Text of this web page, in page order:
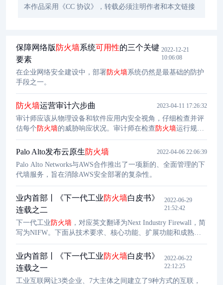
本作品采用《CC 协议》，转载必须注明作者和本文链接
保障网络版 防火墙系统可用性的三个关键
要素
2022-12-21
10:06:08
在企业网络安全建设中，部署 防火墙系统仍然是最基础的防护
手段之一。
防火墙运营审计六步曲 2023-04-11 17:26:32
审计师应该从物理设备和软件应用内安全视角，仔细检查并评
估每个 防火墙的威胁响应状况。审计师在检查 防火墙运行规则
时，需要考虑以下几个问题：现有的规则库中有没有已过时的
规则策略？执行风险评估发现潜在的问题风险评估是开展防火
运营审计工作中不可缺少的关键性要求。
Palo Alto发布云原生防火墙 2022-04-06 22:06:39
Palo Alto Networks与AWS合作推出了一项新的、全面管理的下
代墙服务，旨在消除AWS安全部署的复杂性。
业内首部丨《下一代工业防火墙白皮书》
连载之二
2022-06-29
21:52:42
下一代工业 防火墙 ，对应英文翻译为Next Industry Firewall，简
写为NIFW。下面从技术要求、核心功能、扩展功能和成熟度
评估四个方面定义下一代工业防火墙。
业内首部丨《下一代工业防火墙白皮书》
连载之一
2022-06-22
22:12:25
工业互联网让3类企业、7大主体之间建立了9种方式的互联，